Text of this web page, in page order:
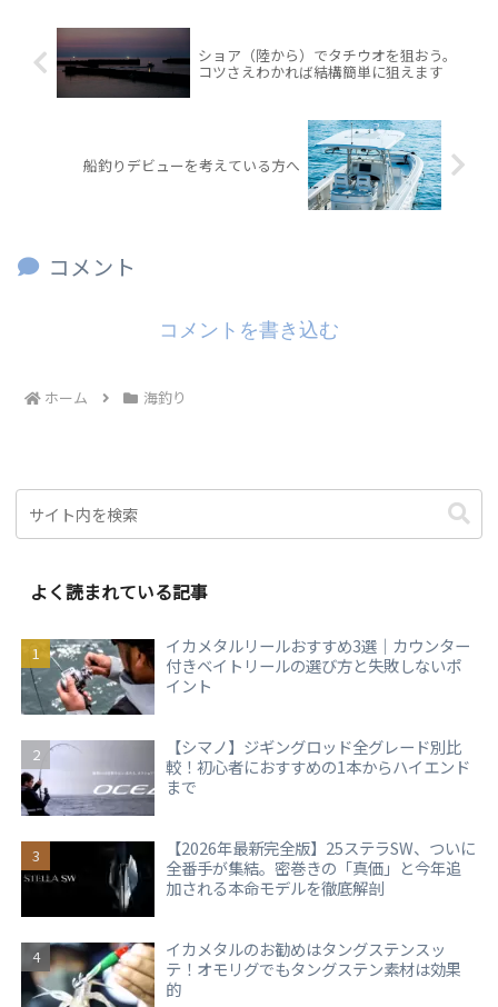
ショア（陸から）でタチウオを狙おう。
コツさえわかれば結構簡単に狙えます
船釣りデビューを考えている方へ
コメント
コメントを書き込む
ホーム 海釣り
よく読まれている記事
イカメタルリールおすすめ3選｜カウンター
付きベイトリールの選び方と失敗しないポ
イント
【シマノ】ジギングロッド全グレード別比
較！初心者におすすめの1本からハイエンド
まで
【2026年最新完全版】25ステラSW、ついに
全番手が集結。密巻きの「真価」と今年追
加される本命モデルを徹底解剖
イカメタルのお勧めはタングステンスッ
テ！オモリグでもタングステン素材は効果
的